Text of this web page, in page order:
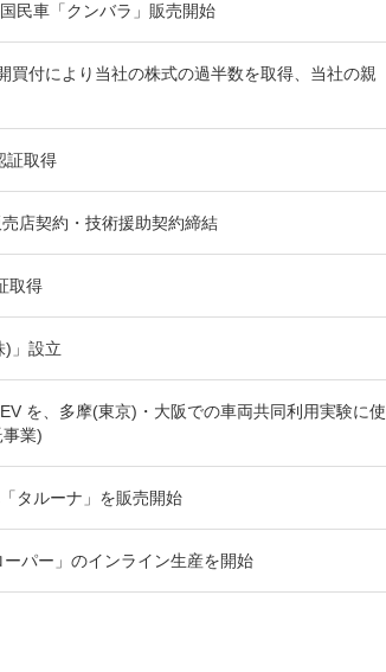
民車「クンバラ」販売開始
買付により当社の株式の過半数を取得、当社の親
証取得
店契約・技術援助契約締結
取得
)」設立
を、多摩(東京)・大阪での車両共同利用実験に使
業)
タルーナ」を販売開始
パー」のインライン生産を開始